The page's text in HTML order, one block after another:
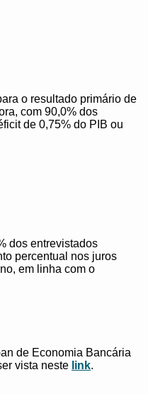
o resultado primário de
com 90,0% dos
de 0,75% do PIB ou
dos entrevistados
percentual nos juros
em linha com o
de Economia Bancária
vista neste link.